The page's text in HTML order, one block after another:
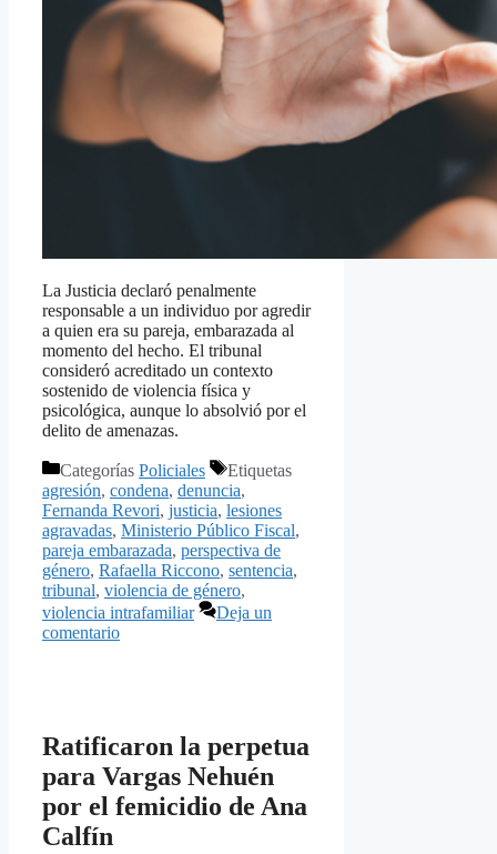
La Justicia declaró penalmente
responsable a un individuo por agredir
a quien era su pareja, embarazada al
momento del hecho. El tribunal
consideró acreditado un contexto
sostenido de violencia física y
psicológica, aunque lo absolvió por el
delito de amenazas.
Categorías Policiales
Etiquetas
agresión, condena, denuncia,
Fernanda Revori, justicia, lesiones
agravadas, Ministerio Público Fiscal,
pareja embarazada, perspectiva de
género, Rafaella Riccono, sentencia,
tribunal, violencia de género,
violencia intrafamiliar
Deja un
comentario
Ratificaron la perpetua
para Vargas Nehuén
por el femicidio de Ana
Calfín